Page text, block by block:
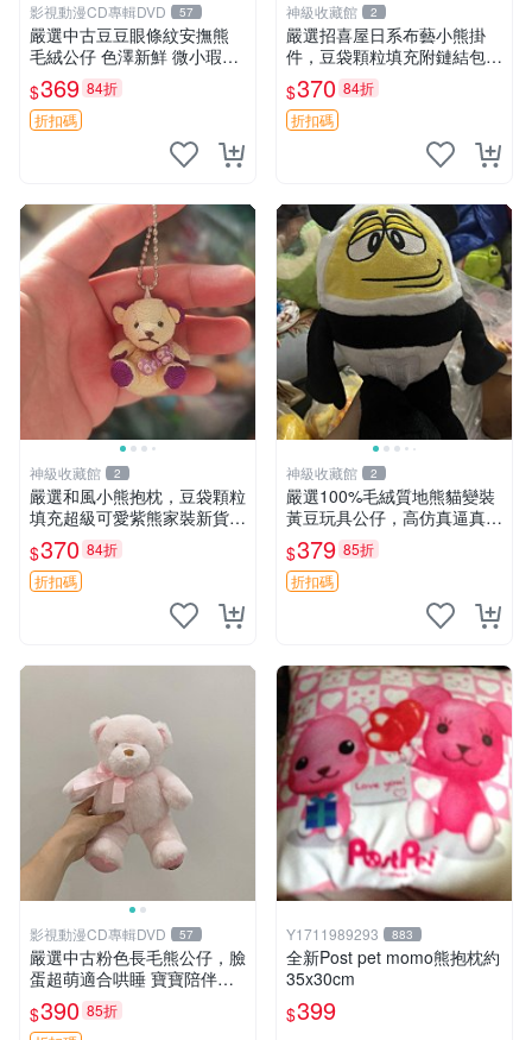
影視動漫CD專輯DVD 57
嚴選中古豆豆眼條紋安撫熊
毛絨公仔 色澤新鮮 微小瑕疵
可收藏 中古 安撫熊 條紋公仔
$369 84折
折扣碼
神級收藏館 2
嚴選招喜屋日系布藝小熊掛
件，豆袋顆粒填充附鏈結包與
鑰匙叢聚毛絨公仔 和風小熊
毛絨公仔 豆袋掛件
$370 84折
折扣碼
神級收藏館 2
嚴選和風小熊抱枕，豆袋顆粒
填充超級可愛紫熊家裝新貨
紫色抱枕 小熊掛飾 豆綁抱枕
$370 84折
折扣碼
神級收藏館 2
嚴選100%毛絨質地熊貓變裝
黃豆玩具公仔，高仿真逼真模
擬，適合收藏愛好者 熊貓 黃
豆 公仔
$379 85折
折扣碼
影視動漫CD專輯DVD 57
嚴選中古粉色長毛熊公仔，臉
蛋超萌適合哄睡 寶寶陪伴玩
具 軟棉質 潔白淨 公仔玩偶
玩具 奶娃 toy 傳統款 熊熊 te
$390 85折
Y1711989293 883
全新Post pet momo熊抱枕約
35x30cm
$399